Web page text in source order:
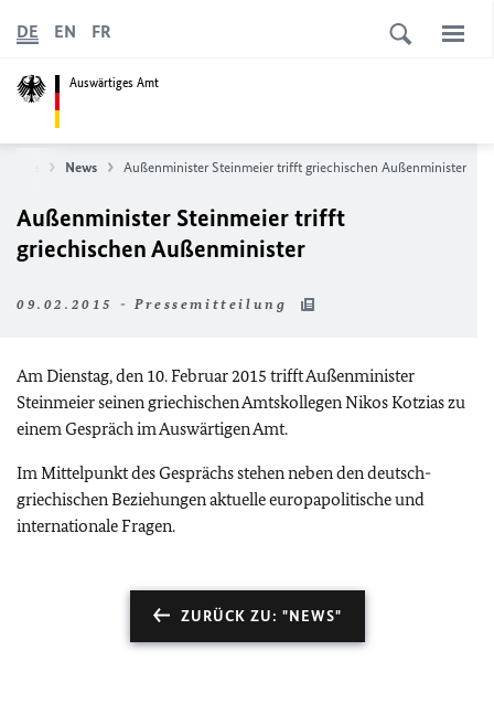
Auswärtiges Amt
DE EN FR
News Außenminister Steinmeier trifft griechischen Außenminister
Außenminister Steinmeier trifft
griechischen Außenminister
09.02.2015 - Pressemitteilung
Am Dienstag, den 10. Februar 2015 trifft Außenminister
Steinmeier seinen griechischen Amtskollegen Nikos Kotzias zu
einem Gespräch im Auswärtigen Amt.
Im Mittelpunkt des Gesprächs stehen neben den deutsch-
griechischen Beziehungen aktuelle europapolitische und
internationale Fragen.
ZURÜCK ZU: "NEWS"